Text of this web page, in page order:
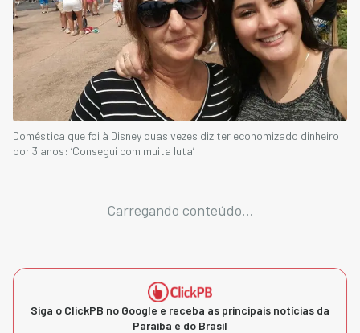
Doméstica que foi à Disney duas vezes diz ter economizado dinheiro
por 3 anos: ‘Consegui com muita luta’
Carregando conteúdo...
Siga o ClickPB no Google e receba as principais notícias da
Paraíba e do Brasil